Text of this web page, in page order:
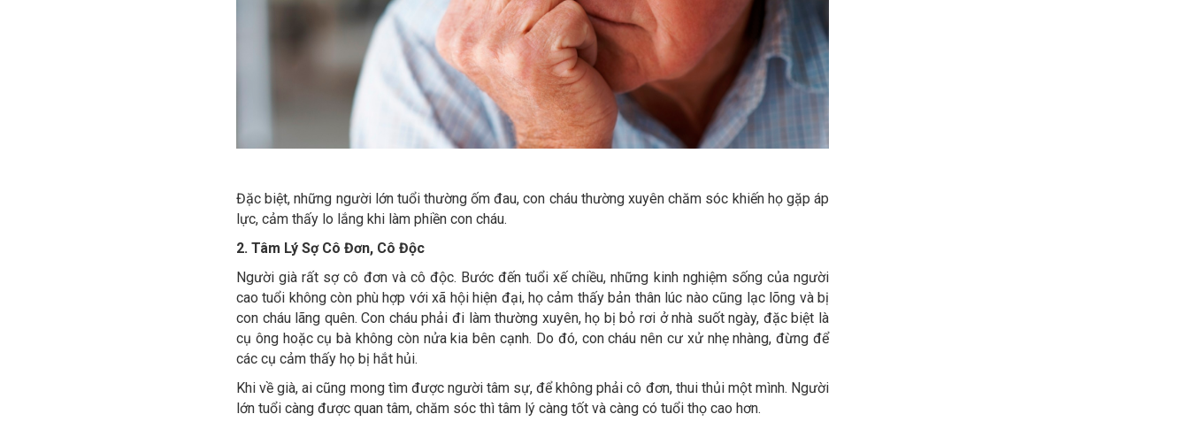
Đặc biệt, những người lớn tuổi thường ốm đau, con cháu thường xuyên chăm sóc khiến họ gặp áp
lực, cảm thấy lo lắng khi làm phiền con cháu.
2. Tâm Lý Sợ Cô Đơn, Cô Độc
Người già rất sợ cô đơn và cô độc. Bước đến tuổi xế chiều, những kinh nghiệm sống của người
cao tuổi không còn phù hợp với xã hội hiện đại, họ cảm thấy bản thân lúc nào cũng lạc lõng và bị
con cháu lãng quên. Con cháu phải đi làm thường xuyên, họ bị bỏ rơi ở nhà suốt ngày, đặc biệt là
cụ ông hoặc cụ bà không còn nửa kia bên cạnh. Do đó, con cháu nên cư xử nhẹ nhàng, đừng để
các cụ cảm thấy họ bị hắt hủi.
Khi về già, ai cũng mong tìm được người tâm sự, để không phải cô đơn, thui thủi một mình. Người
lớn tuổi càng được quan tâm, chăm sóc thì tâm lý càng tốt và càng có tuổi thọ cao hơn.